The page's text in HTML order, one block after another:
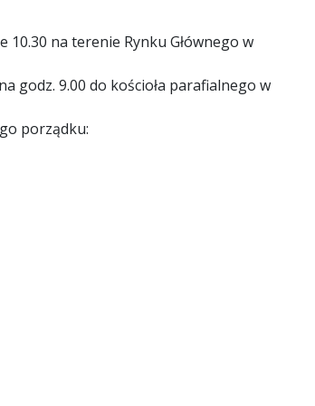
na terenie Rynku Głównego w
godz. 9.00 do kościoła parafialnego w
porządku: